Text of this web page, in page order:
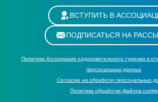
ВСТУПИТЬ В
ПОДПИСАТЬСЯ НА
Политика Ассоциации оздоровительного туризма в
персональных данных
Cогласие на обработку персональных
Политика обработки файлов cookie